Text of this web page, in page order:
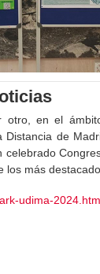
en el
de
más
udima-